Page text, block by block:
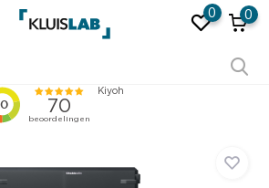
0 0